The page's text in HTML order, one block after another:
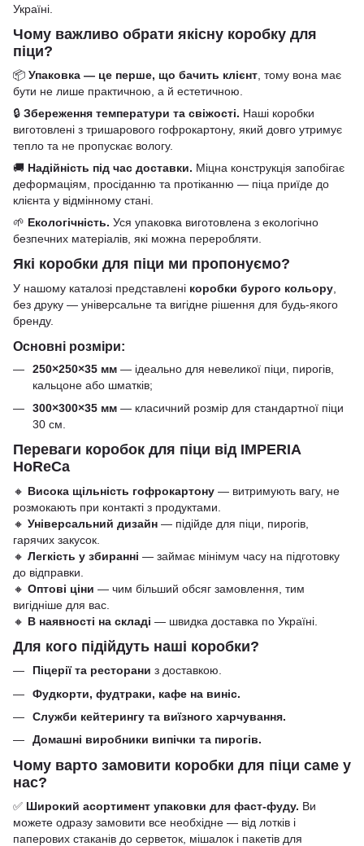
Україні.
Чому важливо обрати якісну коробку для
піци?
📦 Упаковка — це перше, що бачить клієнт, тому вона має
бути не лише практичною, а й естетичною.
🔒 Збереження температури та свіжості. Наші коробки
виготовлені з тришарового гофрокартону, який довго утримує
тепло та не пропускає вологу.
🚚 Надійність під час доставки. Міцна конструкція запобігає
деформаціям, просіданню та протіканню — піца приїде до
клієнта у відмінному стані.
🌱 Екологічність. Уся упаковка виготовлена з екологічно
безпечних матеріалів, які можна переробляти.
Які коробки для піци ми пропонуємо?
У нашому каталозі представлені коробки бурого кольору
без друку — універсальне та вигідне рішення для будь-якого
бренду.
Основні розміри:
250×250×35 мм — ідеально для невеликої піци, пирогів,
кальцоне або шматків;
300×300×35 мм — класичний розмір для стандартної піци
30 см.
Переваги коробок для піци від IMPERIA
HoReCa
🔸 Висока щільність гофрокартону — витримують вагу, не
розмокають при контакті з продуктами.
🔸 Універсальний дизайн — підійде для піци, пирогів,
гарячих закусок.
🔸 Легкість у збиранні — займає мінімум часу на підготовку
до відправки.
🔸 Оптові ціни — чим більший обсяг замовлення, тим
вигідніше для вас.
🔸 В наявності на складі — швидка доставка по Україні.
Для кого підійдуть наші коробки?
Піцерії та ресторани з доставкою.
Фудкорти, фудтраки, кафе на виніс.
Служби кейтерингу та виїзного харчування.
Домашні виробники випічки та пирогів.
Чому варто замовити коробки для піци саме у
нас?
✅ Широкий асортимент упаковки для фаст-фуду. Ви
можете одразу замовити все необхідне — від лотків і
паперових стаканів до серветок, мішалок і пакетів для